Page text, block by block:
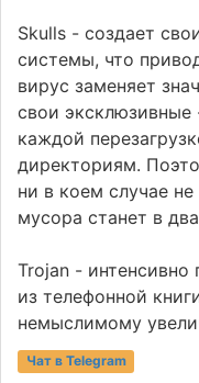
Skulls - создает
системы, что
вирус заменяет
свои эксклюзивные
каждой
директориям.
ни в коем случае
мусора станет в
Trojan - интенсивно
из телефонной
немыслимому
Чат в Telegram